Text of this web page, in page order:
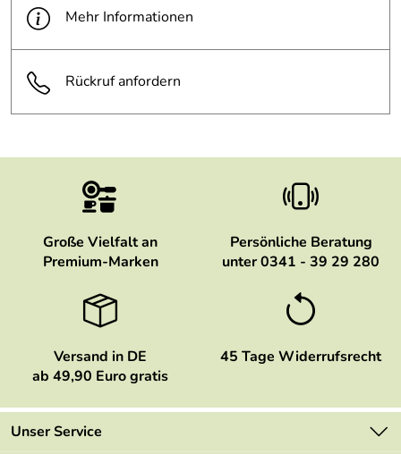
Mehr Informationen
Rückruf anfordern
Große Vielfalt an
Premium-Marken
Persönliche Beratung
unter 0341 - 39 29 280
Versand in DE
ab 49,90 Euro gratis
45 Tage Widerrufsrecht
Unser Service